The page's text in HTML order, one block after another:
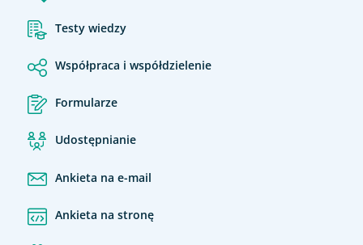
Testy wiedzy
Współpraca i współdzielenie
Formularze
Udostępnianie
Ankieta na e-mail
Ankieta na stronę